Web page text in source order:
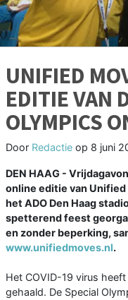
UNIFIED
EDITIE VAN
OLYMPICS
Door Redactie op 8 juni
DEN HAAG -
online editie van
het ADO Den Haag
spetterend feest
en zonder beperking,
www.unifiedmoves.nl.
Het COVID-19 virus
gehaald. De Special